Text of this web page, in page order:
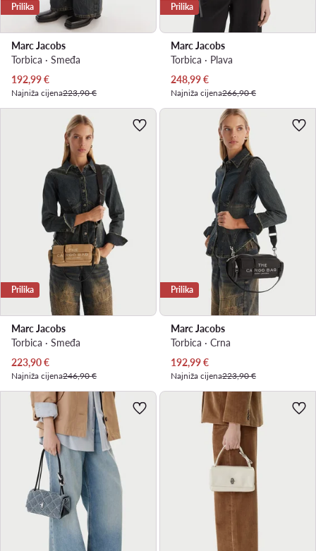
Prilika
Marc Jacobs
Torbica · Smeđa
Trenutna cijena
192,99€
Najniža cijena223,90 €
Prilika
Marc Jacobs
Torbica · Plava
Trenutna cijena
248,99€
Najniža cijena266,90 €
Prilika
Marc Jacobs
Torbica · Smeđa
Trenutna cijena
223,90€
Najniža cijena246,90 €
Prilika
Marc Jacobs
Torbica · Crna
Trenutna cijena
192,99€
Najniža cijena223,90 €